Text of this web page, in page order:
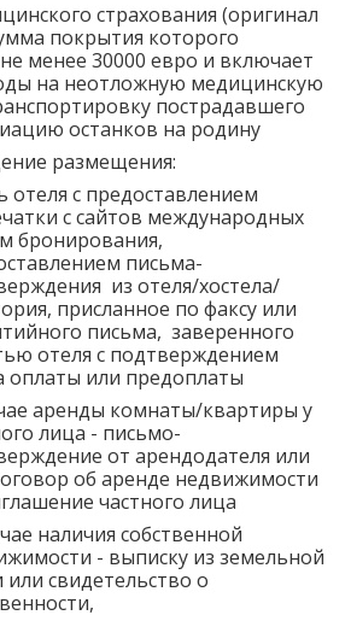
страхования (оригинал
покрытия которого
менее 30000 евро и включает
на неотложную медицинскую
пострадавшего
останков на родину
размещения:
отеля с предоставлением
с сайтов международных
бронирования,
письма-
из отеля/хостела/
присланное по факсу или
письма, заверенного
отеля с подтверждением
оплаты или предоплаты
аренды комнаты/квартиры у
лица - письмо-
от арендодателя или
об аренде недвижимости
частного лица
наличия собственной
- выписку из земельной
или свидетельство о